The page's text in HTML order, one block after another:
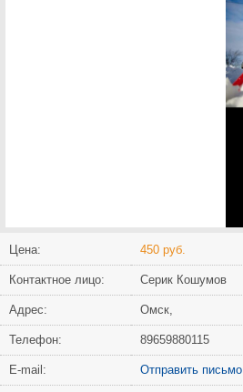
Цена: 450 руб.
Контактное лицо: Серик Кошумов
Адрес: Омск,
Телефон: 89659880115
Е-mail: Отправить письмо